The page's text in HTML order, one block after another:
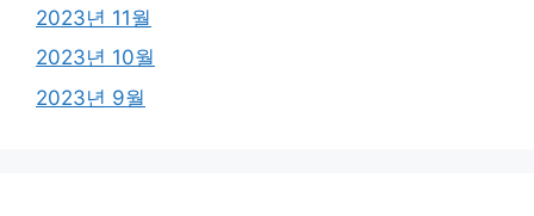
2023년 11월
2023년 10월
2023년 9월